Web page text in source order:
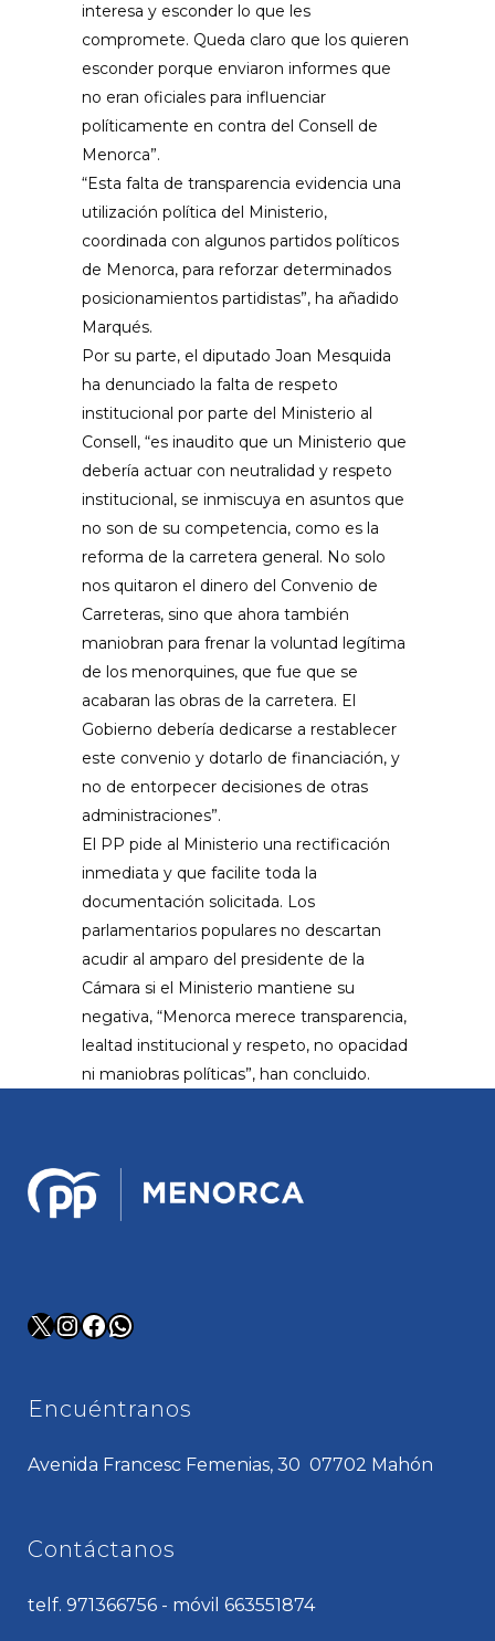
interesa y esconder lo que les
compromete. Queda claro que los quieren
esconder porque enviaron informes que
no eran oficiales para influenciar
políticamente en contra del Consell de
Menorca”.
“Esta falta de transparencia evidencia una
utilización política del Ministerio,
coordinada con algunos partidos políticos
de Menorca, para reforzar determinados
posicionamientos partidistas”, ha añadido
Marqués.
Por su parte, el diputado Joan Mesquida
ha denunciado la falta de respeto
institucional por parte del Ministerio al
Consell, “es inaudito que un Ministerio que
debería actuar con neutralidad y respeto
institucional, se inmiscuya en asuntos que
no son de su competencia, como es la
reforma de la carretera general. No solo
nos quitaron el dinero del Convenio de
Carreteras, sino que ahora también
maniobran para frenar la voluntad legítima
de los menorquines, que fue que se
acabaran las obras de la carretera. El
Gobierno debería dedicarse a restablecer
este convenio y dotarlo de financiación, y
no de entorpecer decisiones de otras
administraciones”.
El PP pide al Ministerio una rectificación
inmediata y que facilite toda la
documentación solicitada. Los
parlamentarios populares no descartan
acudir al amparo del presidente de la
Cámara si el Ministerio mantiene su
negativa, “Menorca merece transparencia,
lealtad institucional y respeto, no opacidad
ni maniobras políticas”, han concluido.
X Instagram
Facebook
WhatsApp
Encuéntranos
Avenida Francesc Femenias, 30 07702 Mahón
Contáctanos
telf. 971366756 - móvil 663551874